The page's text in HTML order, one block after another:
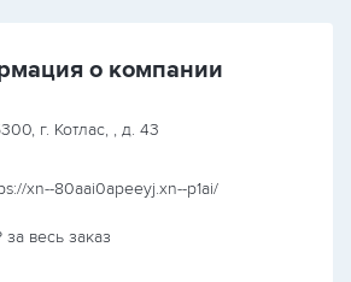
о компании
г. Котлас, , д. 43
xn--80aai0apeeyj.xn--p1ai/
за весь заказ